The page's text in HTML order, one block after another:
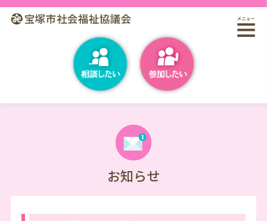
お知らせ